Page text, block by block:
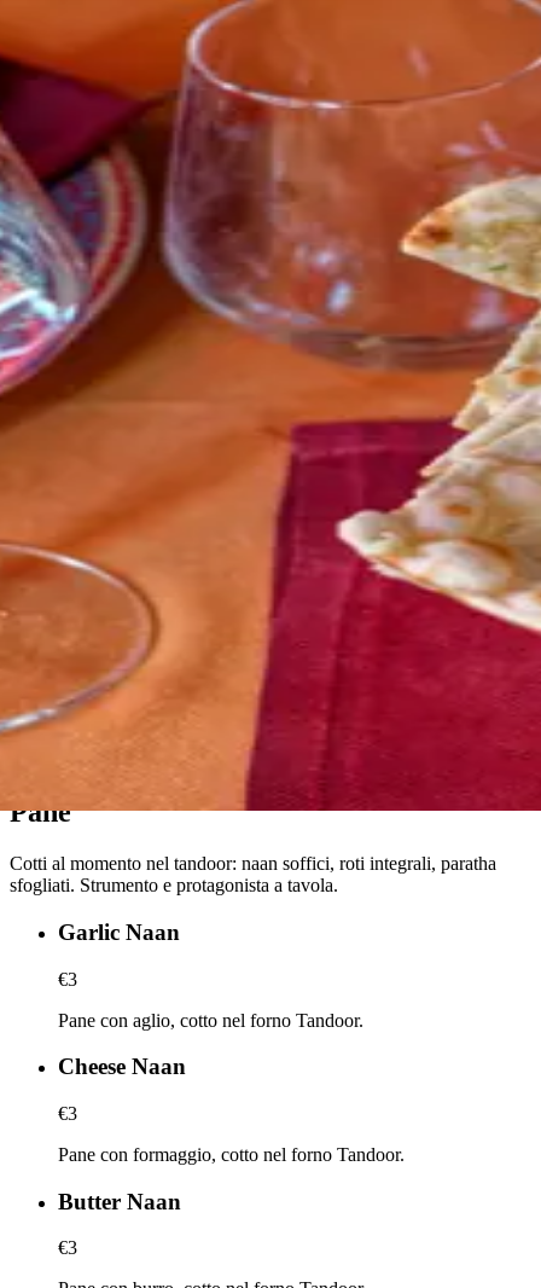
Pane
Cotti al momento nel tandoor: naan soffici, roti integrali, paratha
sfogliati. Strumento e protagonista a tavola.
Garlic Naan
€3
Pane con aglio, cotto nel forno Tandoor.
Cheese Naan
€3
Pane con formaggio, cotto nel forno Tandoor.
Butter Naan
€3